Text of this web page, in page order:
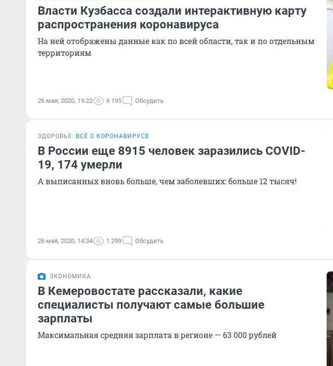
Власти Кузбасса создали интерактивную карту
распространения коронавируса
На ней отображены данные как по всей области, так и по отдельным
территориям
26 мая, 2020, 15:22 6 195 Обсудить
ЗДОРОВЬЕ ВСЁ О КОРОНАВИРУСЕ
В России еще 8915 человек заразились COVID-
19, 174 умерли
А выписанных вновь больше, чем заболевших: больше 12 тысяч!
26 мая, 2020, 14:34 1 299 Обсудить
ЭКОНОМИКА
В Кемеровостате рассказали, какие
специалисты получают самые большие
зарплаты
Максимальная средняя зарплата в регионе — 63 000 рублей